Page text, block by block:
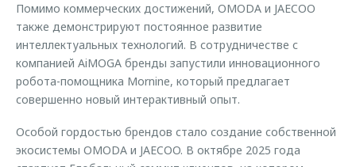
Помимо коммерческих достижений, OMODA и JAECOO
также демонстрируют постоянное развитие
интеллектуальных технологий. В сотрудничестве с
компанией AiMOGA бренды запустили инновационного
робота-помощника Mornine, который предлагает
совершенно новый интерактивный опыт.
Особой гордостью брендов стало создание собственной
экосистемы OMODA и JAECOO. В октябре 2025 года